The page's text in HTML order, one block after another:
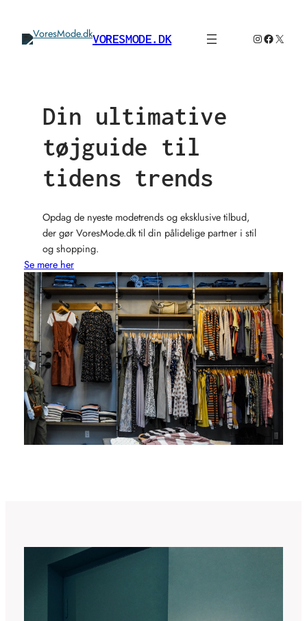
indhold
VORESMODE.DK Instagram
Facebook
X
Din ultimative
tøjguide til
tidens trends
Opdag de nyeste modetrends og eksklusive tilbud,
der gør VoresMode.dk til din pålidelige partner i stil
og shopping.
Se mere her